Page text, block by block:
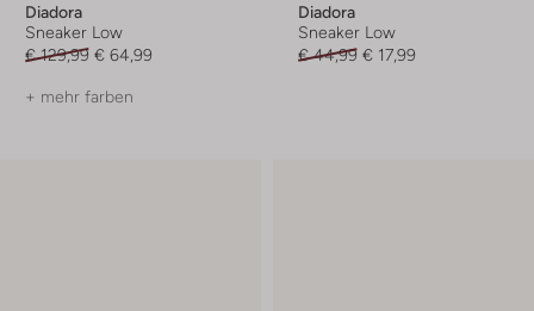
Diadora
Sneaker Low
€ 129,99 € 64,99
+ mehr farben
Diadora
Sneaker Low
€ 44,99 € 17,99